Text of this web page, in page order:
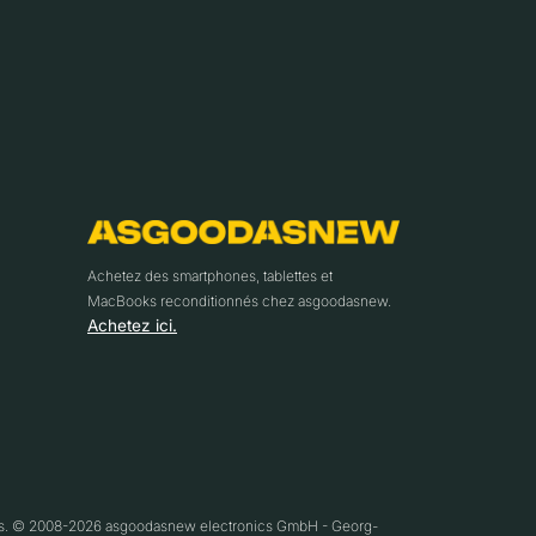
Achetez des smartphones, tablettes et
MacBooks reconditionnés chez asgoodasnew.
Achetez ici.
© 2008-2026 asgoodasnew electronics GmbH - Georg-